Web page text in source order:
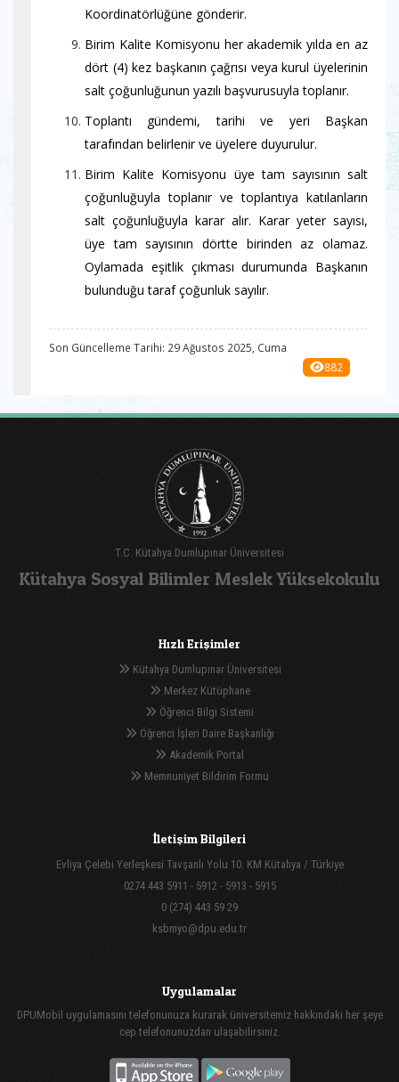
Koordinatörlüğüne gönderir.
Birim Kalite Komisyonu her akademik yılda en az
dört (4) kez başkanın çağrısı veya kurul üyelerinin
salt çoğunluğunun yazılı başvurusuyla toplanır.
Toplantı gündemi, tarihi ve yeri Başkan
tarafından belirlenir ve üyelere duyurulur.
Birim Kalite Komisyonu üye tam sayısının salt
çoğunluğuyla toplanır ve toplantıya katılanların
salt çoğunluğuyla karar alır. Karar yeter sayısı,
üye tam sayısının dörtte birinden az olamaz.
Oylamada eşitlik çıkması durumunda Başkanın
bulunduğu taraf çoğunluk sayılır.
Son Güncelleme Tarihi: 29 Ağustos 2025, Cuma
882
T.C. Kütahya Dumlupınar Üniversitesi
Kütahya Sosyal Bilimler Meslek Yüksekokulu
Hızlı Erişimler
Kütahya Dumlupınar Üniversitesi
Merkez Kütüphane
Öğrenci Bilgi Sistemi
Öğrenci İşleri Daire Başkanlığı
Akademik Portal
Memnuniyet Bildirim Formu
İletişim Bilgileri
Evliya Çelebi Yerleşkesi Tavşanlı Yolu 10. KM Kütahya / Türkiye
0274 443 5911 - 5912 - 5913 - 5915
0 (274) 443 59 29
ksbmyo@dpu.edu.tr
Uygulamalar
DPUMobil uygulamasını telefonunuza kurarak üniversitemiz hakkındaki her şeye
cep telefonunuzdan ulaşabilirsiniz.